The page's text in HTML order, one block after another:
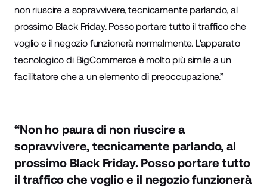
non riuscire a sopravvivere, tecnicamente parlando, al
prossimo Black Friday. Posso portare tutto il traffico che
voglio e il negozio funzionerà normalmente. L'apparato
tecnologico di BigCommerce è molto più simile a un
facilitatore che a un elemento di preoccupazione.”
“Non ho paura di non riuscire a
sopravvivere, tecnicamente parlando, al
prossimo Black Friday. Posso portare tutto
il traffico che voglio e il negozio funzionerà